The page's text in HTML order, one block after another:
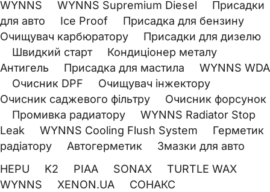
WYNNS WYNNS Supremium Diesel
Присадки
для авто
Ice Proof
Присадка для бензину
Очищувач карбюратору
Присадки для дизелю
Швидкий старт
Кондиціонер металу
Антигель
Присадка для мастила
WYNNS WDA
Очисник DPF
Очищувач інжектору
Очисник саджевого фільтру
Очисник форсунок
Промивка радиатору
WYNNS Radiator Stop
Leak
WYNNS Cooling Flush System
Герметик
радіатору
Автогерметик
Змазки для авто
HEPU
K2 PIAA SONAX
TURTLE WAX
WYNNS
XENON.UA СОНАКС